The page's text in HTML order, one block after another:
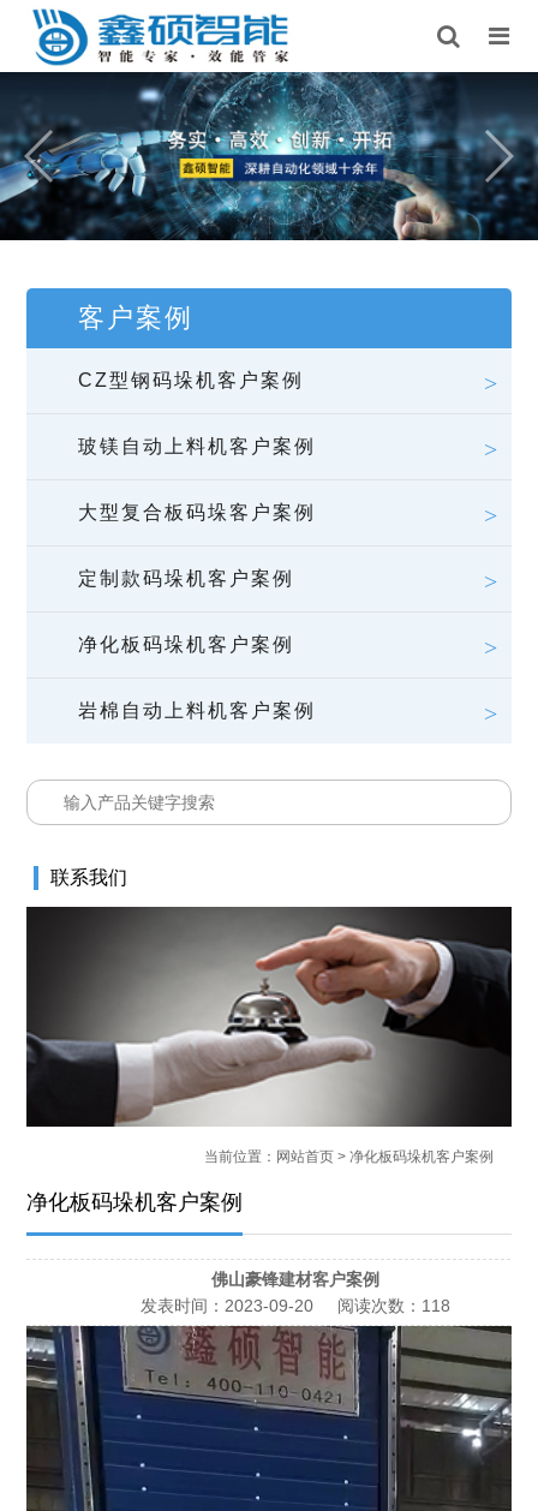
客户案例
CZ型钢码垛机客户案例
玻镁自动上料机客户案例
大型复合板码垛客户案例
定制款码垛机客户案例
净化板码垛机客户案例
岩棉自动上料机客户案例
联系我们
当前位置： 网站首页> 净化板码垛机客户案例
净化板码垛机客户案例
佛山豪锋建材客户案例
发表时间： 2023-09-20 阅读次数： 118